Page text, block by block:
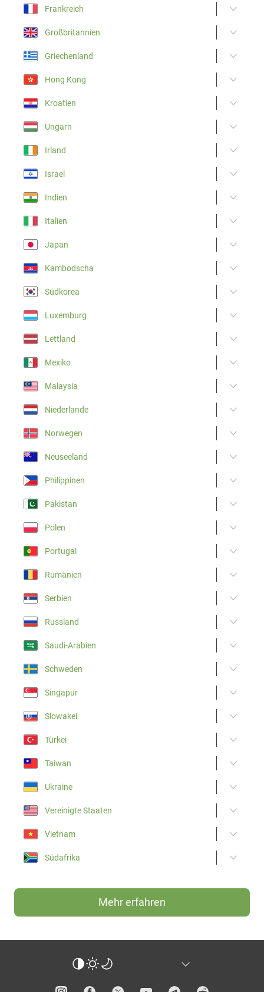
Frankreich
Großbritannien
Griechenland
Hong Kong
Kroatien
Ungarn
Irland
Israel
Indien
Italien
Japan
Kambodscha
Südkorea
Luxemburg
Lettland
Mexiko
Malaysia
Niederlande
Norwegen
Neuseeland
Philippinen
Pakistan
Polen
Portugal
Rumänien
Serbien
Russland
Saudi-Arabien
Schweden
Singapur
Slowakei
Türkei
Taiwan
Ukraine
Vereinigte Staaten
Vietnam
Südafrika
Mehr erfahren